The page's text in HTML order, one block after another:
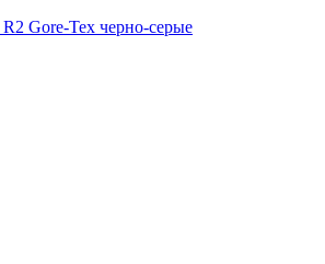
Gore-Tex черно-серые